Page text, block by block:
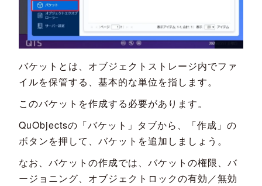
バケットとは、オブジェクトストレージ内でファ
イルを保管する、基本的な単位を指します。
このバケットを作成する必要があります。
QuObjectsの「バケット」タブから、「作成」の
ボタンを押して、バケットを追加しましょう。
なお、バケットの作成では、バケットの権限、バ
ージョニング、オブジェクトロックの有効／無効